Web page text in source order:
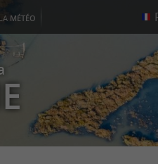
LA MÉTÉO